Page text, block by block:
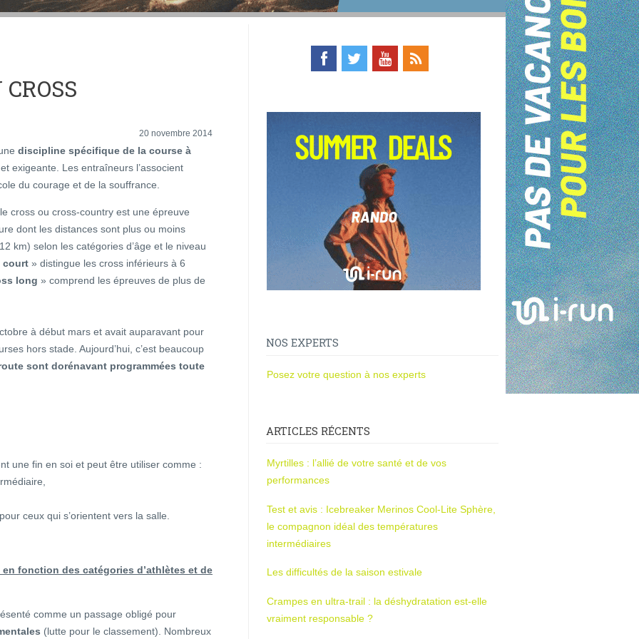
20 novembre 2014
discipline spécifique de la course à
exigeante. Les entraîneurs l’associent
du courage et de la souffrance.
cross ou cross-country est une épreuve
dont les distances sont plus ou moins
km) selon les catégories d’âge et le niveau
court » distingue les cross inférieurs à 6
long » comprend les épreuves de plus de
à début mars et avait auparavant pour
hors stade. Aujourd’hui, c’est beaucoup
sont dorénavant programmées toute
une fin en soi et peut être utiliser comme :
ceux qui s’orientent vers la salle.
fonction des catégories d’athlètes et de
comme un passage obligé pour
(lutte pour le classement). Nombreux
NOS EXPERTS
Posez votre question à nos experts
ARTICLES RÉCENTS
Myrtilles : l’allié de votre santé et de vos
performances
Test et avis : Icebreaker Merinos Cool-Lite Sphère,
le compagnon idéal des températures
intermédiaires
Les difficultés de la saison estivale
Crampes en ultra-trail : la déshydratation est-elle
vraiment responsable ?